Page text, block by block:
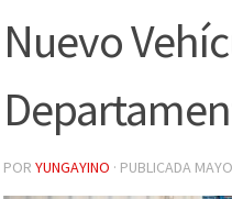
Nuevo
POR YUNGAYINO · PUBLICADA